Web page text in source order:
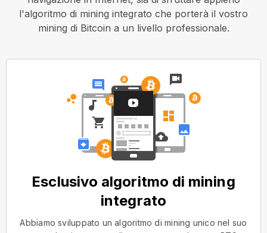
l'algoritmo di mining integrato che porterà il vostro
mining di Bitcoin a un livello professionale.
Esclusivo algoritmo di mining
integrato
Abbiamo sviluppato un algoritmo di mining unico nel suo